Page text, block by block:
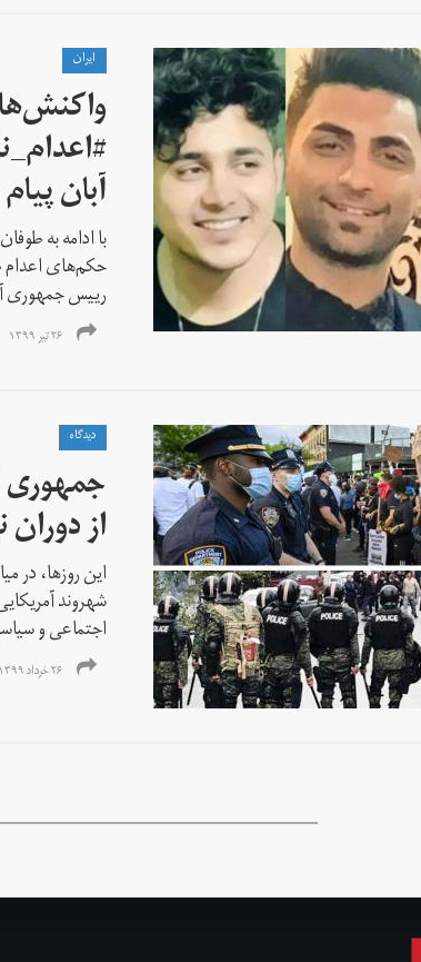
ايران
آبان
با ادامه به
حکم‌های اعدام
رییس جمهوری
۲۶ تیر ۱۳۹۹
دیدگاه
جمهوری
از
شهروند
اجتماعی و
۲۶ خرداد ۱۳۹۹